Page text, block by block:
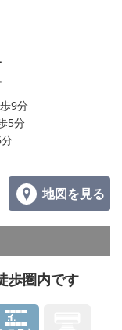
9分
5分
地図を見る
歩圏内です